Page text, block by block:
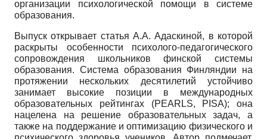
организации психологической помощи в системе
образования.
Выпуск открывает статья А.А. Адаскиной, в которой
раскрыты особенности психолого-педагогического
сопровождения школьников финской системы
образования. Система образования Финляндии на
протяжении нескольких десятилетий устойчиво
занимает высокие позиции в международных
образовательных рейтингах (PEARLS, PISA); она
нацелена на решение образовательных задач, а
также на поддержание и оптимизацию физического и